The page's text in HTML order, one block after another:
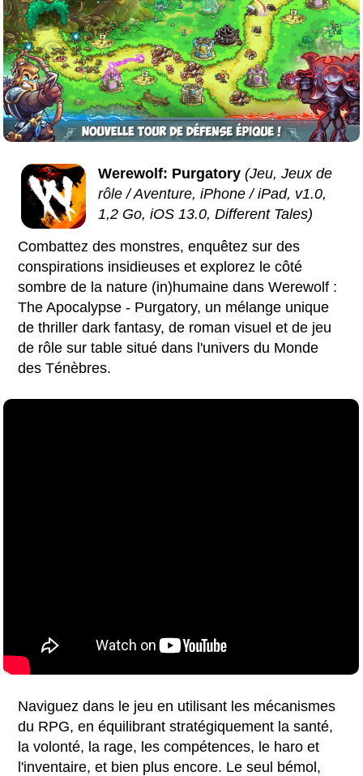
Werewolf: Purgatory (Jeu, Jeux de
rôle / Aventure, iPhone / iPad, v1.0,
1,2 Go, iOS 13.0, Different Tales)
Combattez des monstres, enquêtez sur des
conspirations insidieuses et explorez le côté
sombre de la nature (in)humaine dans Werewolf :
The Apocalypse - Purgatory, un mélange unique
de thriller dark fantasy, de roman visuel et de jeu
de rôle sur table situé dans l'univers du Monde
des Ténèbres.
Naviguez dans le jeu en utilisant les mécanismes
du RPG, en équilibrant stratégiquement la santé,
la volonté, la rage, les compétences, le haro et
l'inventaire, et bien plus encore. Le seul bémol,